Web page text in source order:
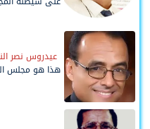
عيدروس نصر
هذا هو مجلس